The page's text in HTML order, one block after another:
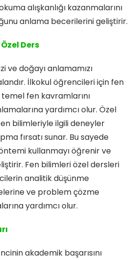
alışkanlığı kazanmalarını
anlama becerilerini geliştirir.
Ders
ve doğayı anlamamızı
İlkokul öğrencileri için fen
fen kavramlarını
yardımcı olur. Özel
bilimleriyle ilgili deneyler
fırsatı sunar. Bu sayede
kullanmayı öğrenir ve
Fen bilimleri özel dersleri
analitik düşünme
ve problem çözme
yardımcı olur.
akademik başarısını